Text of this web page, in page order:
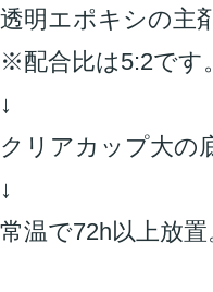
透明エポキシの主
※配合比は5:2です。
↓
クリアカップ大の
↓
常温で72h以上放置